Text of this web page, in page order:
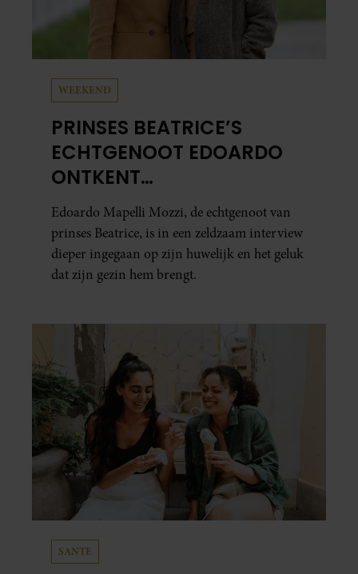
WEEKEND
PRINSES BEATRICE’S
ECHTGENOOT EDOARDO
ONTKENT
HUWELIJKSPROBLEMEN
Edoardo Mapelli Mozzi, de echtgenoot van
prinses Beatrice, is in een zeldzaam interview
dieper ingegaan op zijn huwelijk en het geluk
dat zijn gezin hem brengt.
SANTE